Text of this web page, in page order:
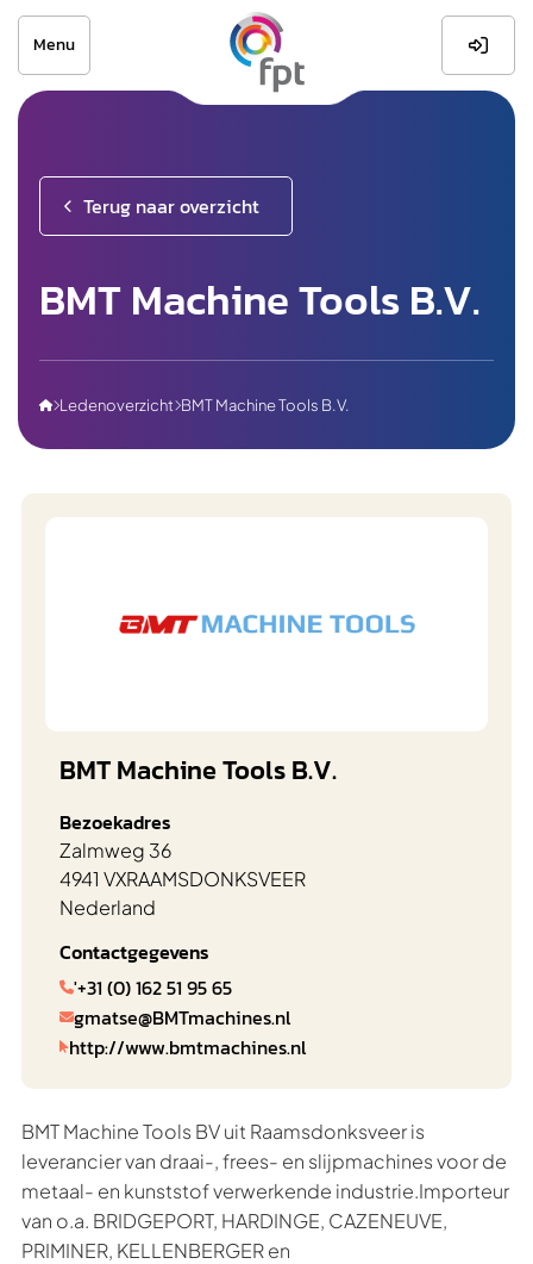
Menu 
Terug naar overzicht
BMT Machine Tools B.V.
Ledenoverzicht BMT Machine Tools B.V.
BMT Machine Tools B.V.
Bezoekadres
Zalmweg 36
4941 VXRAAMSDONKSVEER
Nederland
Contactgegevens
'+31 (0) 162 51 95 65
gmatse@BMTmachines.nl
http://www.bmtmachines.nl
BMT Machine Tools BV uit Raamsdonksveer is
leverancier van draai-, frees- en slijpmachines voor de
metaal- en kunststof verwerkende industrie.Importeur
van o.a. BRIDGEPORT, HARDINGE, CAZENEUVE,
PRIMINER, KELLENBERGER en